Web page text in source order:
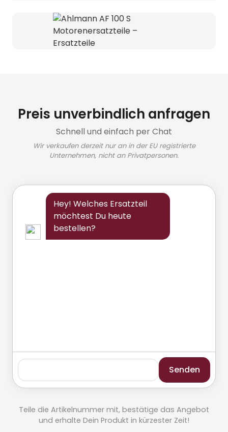
Preis unverbindlich anfragen
Schnell und einfach per Chat
Wir verkaufen derzeit nur an in der EU registrierte
Unternehmen, nicht an Privatpersonen.
Hey! Welches Ersatzteil
möchtest Du heute
bestellen?
Senden
Teile die Artikelnummer mit, bestätige das Angebot
und erhalte Dein Produkt in kürzester Zeit!